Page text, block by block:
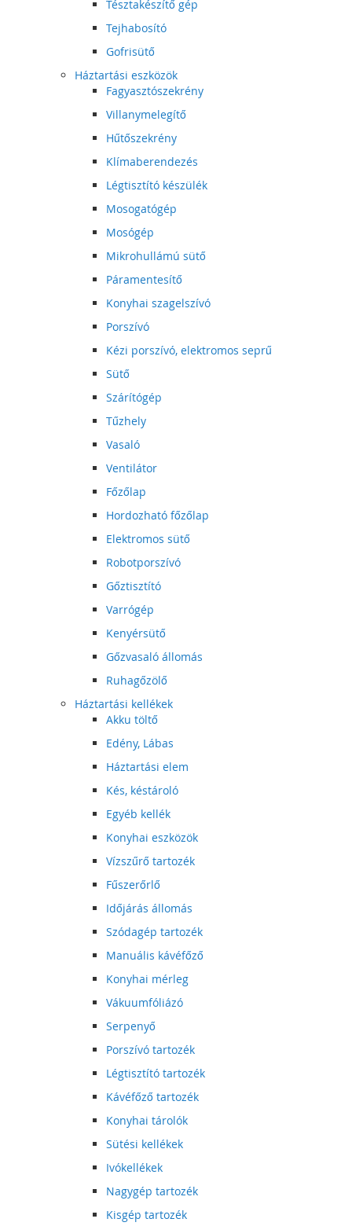
Tésztakészítő gép
Tejhabosító
Gofrisütő
Háztartási eszközök
Fagyasztószekrény
Villanymelegítő
Hűtőszekrény
Klímaberendezés
Légtisztító készülék
Mosogatógép
Mosógép
Mikrohullámú sütő
Páramentesítő
Konyhai szagelszívó
Porszívó
Kézi porszívó, elektromos seprű
Sütő
Szárítógép
Tűzhely
Vasaló
Ventilátor
Főzőlap
Hordozható főzőlap
Elektromos sütő
Robotporszívó
Gőztisztító
Varrógép
Kenyérsütő
Gőzvasaló állomás
Ruhagőzölő
Háztartási kellékek
Akku töltő
Edény, Lábas
Háztartási elem
Kés, késtároló
Egyéb kellék
Konyhai eszközök
Vízszűrő tartozék
Fűszerőrlő
Időjárás állomás
Szódagép tartozék
Manuális kávéfőző
Konyhai mérleg
Vákuumfóliázó
Serpenyő
Porszívó tartozék
Légtisztító tartozék
Kávéfőző tartozék
Konyhai tárolók
Sütési kellékek
Ivókellékek
Nagygép tartozék
Kisgép tartozék